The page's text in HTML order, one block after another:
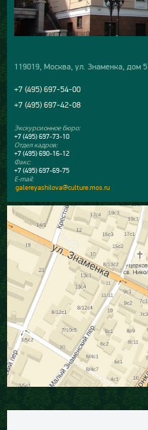
119019, Москва, ул. Знаменка, дом 5
+7 (495) 697-54-00
+7 (495) 697-42-08
Экскурсионное бюро:
+7 (495) 697-73-10
Отдел кадров:
+7 (495) 690-16-12
Факс:
+7 (495) 697-69-75
E-mail:
galereyashilova@culture.mos.ru